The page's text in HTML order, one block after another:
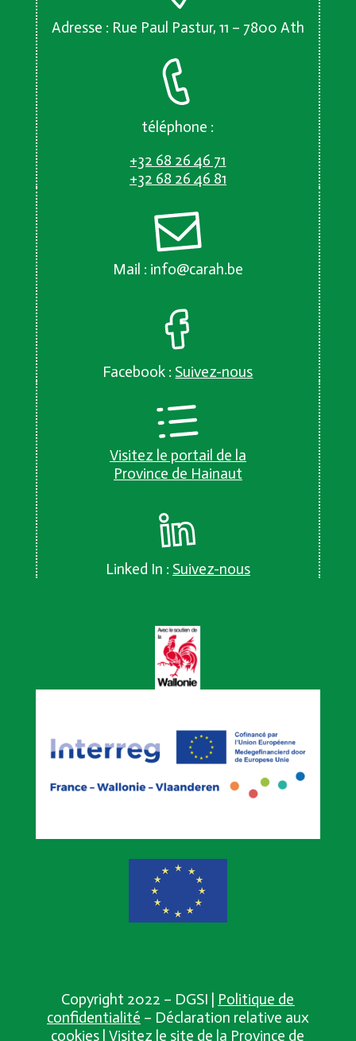
Adresse : Rue Paul Pastur, 11 – 7800 Ath
téléphone :
+32 68 26 46 71
+32 68 26 46 81
Mail : info@carah.be
Facebook : Suivez-nous
Visitez le portail de la
Province de Hainaut
Linked In : Suivez-nous
Copyright 2022 – DGSI | Politique de
confidentialité – Déclaration relative aux
cookies |Visitez le site de la Province de